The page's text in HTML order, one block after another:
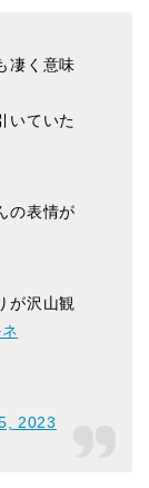
凄く意味
いていた
の表情が
が沢山観
2023